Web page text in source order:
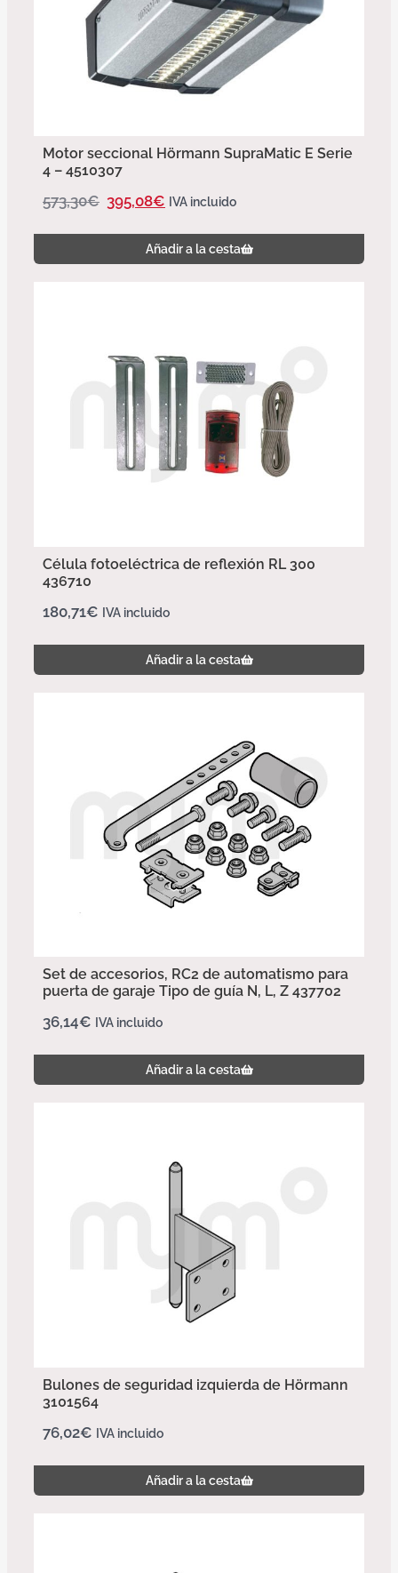
Motor seccional Hörmann SupraMatic E Serie
4 – 4510307
573,30€ 395,08€ IVA incluido
Añadir a la cesta
Célula fotoeléctrica de reflexión RL 300
436710
180,71€ IVA incluido
Añadir a la cesta
Set de accesorios, RC2 de automatismo para
puerta de garaje Tipo de guía N, L, Z 437702
36,14€ IVA incluido
Añadir a la cesta
Bulones de seguridad izquierda de Hörmann
3101564
76,02€ IVA incluido
Añadir a la cesta